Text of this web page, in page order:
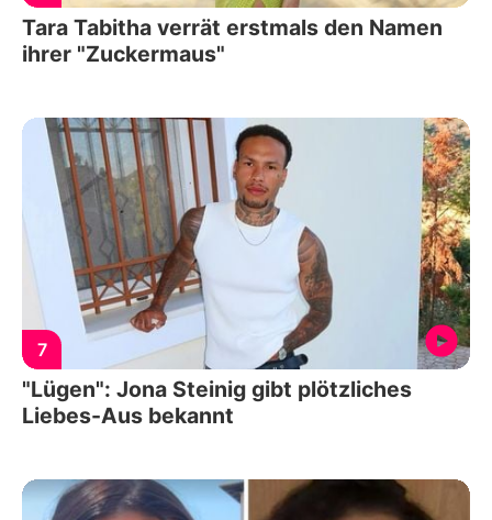
Tara Tabitha verrät erstmals den Namen
ihrer "Zuckermaus"
7
"Lügen": Jona Steinig gibt plötzliches
Liebes-Aus bekannt